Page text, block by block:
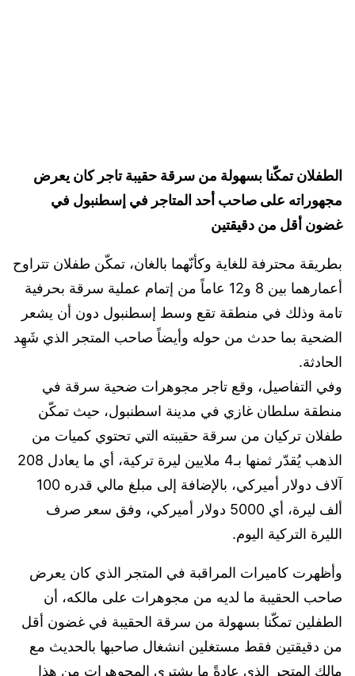
الطفلان تمكّنا بسهولة من سرقة حقيبة تاجر كان يعرض
مجهوراته على صاحب أحد المتاجر في إسطنبول في
غضون أقل من دقيقتين
بطريقة محترفة للغاية وكأنّهما بالغان، تمكّن طفلان تتراوح
أعمارهما بين 8 و12 عاماً من إتمام عملية سرقة بحرفية
تامة وذلك في منطقة تقع وسط إسطنبول دون أن يشعر
الضحية بما حدث من حوله وأيضاً صاحب المتجر الذي شَهِد
الحادثة.
وفي التفاصيل، وقع تاجر مجوهرات ضحية سرقة في
منطقة سلطان غازي في مدينة اسطنبول، حيث تمكّن
طفلان تركيان من سرقة حقيبته التي تحتوي كميات من
الذهب يُقدّر ثمنها بـ4 ملايين ليرة تركية، أي ما يعادل 208
آلاف دولار أميركي، بالإضافة إلى مبلغ مالي قدره 100
ألف ليرة، أي 5000 دولار أميركي، وفق سعر صرف
الليرة التركية اليوم.
وأظهرت كاميرات المراقبة في المتجر الذي كان يعرض
صاحب الحقيبة ما لديه من مجوهرات على مالكه، أن
الطفلين تمكّنا بسهولة من سرقة الحقيبة في غضون أقل
من دقيقتين فقط مستغلين انشغال صاحبها بالحديث مع
مالك المتجر الذي عادةً ما يشتري المجوهرات من هذا